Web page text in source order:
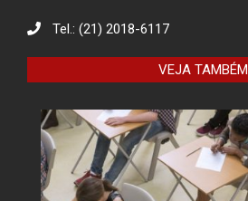
Tel.: (21) 2018-6117
VEJA TAMBÉM